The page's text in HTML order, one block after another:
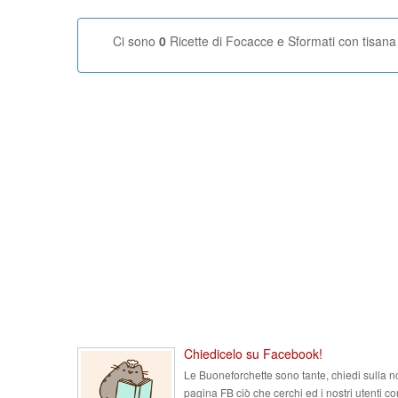
Ci sono 0 Ricette di Focacce e Sformati con tisana
Chiedicelo su Facebook!
Le Buoneforchette sono tante, chiedi sulla
pagina FB ciò che cerchi ed i nostri utenti